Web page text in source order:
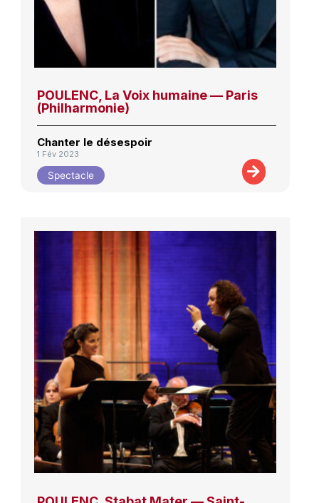
POULENC, La Voix humaine — Paris
(Philharmonie)
Chanter le désespoir
1 Fév 2023
Spectacle